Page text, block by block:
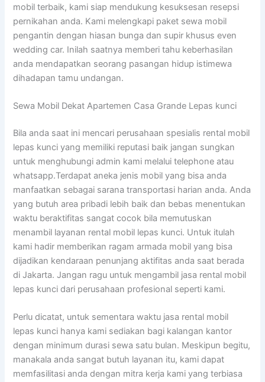
mobil terbaik, kami siap mendukung kesuksesan resepsi
pernikahan anda. Kami melengkapi paket sewa mobil
pengantin dengan hiasan bunga dan supir khusus even
wedding car. Inilah saatnya memberi tahu keberhasilan
anda mendapatkan seorang pasangan hidup istimewa
dihadapan tamu undangan.
Sewa Mobil Dekat Apartemen Casa Grande Lepas kunci
Bila anda saat ini mencari perusahaan spesialis rental mobil
lepas kunci yang memiliki reputasi baik jangan sungkan
untuk menghubungi admin kami melalui telephone atau
whatsapp.Terdapat aneka jenis mobil yang bisa anda
manfaatkan sebagai sarana transportasi harian anda. Anda
yang butuh area pribadi lebih baik dan bebas menentukan
waktu beraktifitas sangat cocok bila memutuskan
menambil layanan rental mobil lepas kunci. Untuk itulah
kami hadir memberikan ragam armada mobil yang bisa
dijadikan kendaraan penunjang aktifitas anda saat berada
di Jakarta. Jangan ragu untuk mengambil jasa rental mobil
lepas kunci dari perusahaan profesional seperti kami.
Perlu dicatat, untuk sementara waktu jasa rental mobil
lepas kunci hanya kami sediakan bagi kalangan kantor
dengan minimum durasi sewa satu bulan. Meskipun begitu,
manakala anda sangat butuh layanan itu, kami dapat
memfasilitasi anda dengan mitra kerja kami yang terbiasa